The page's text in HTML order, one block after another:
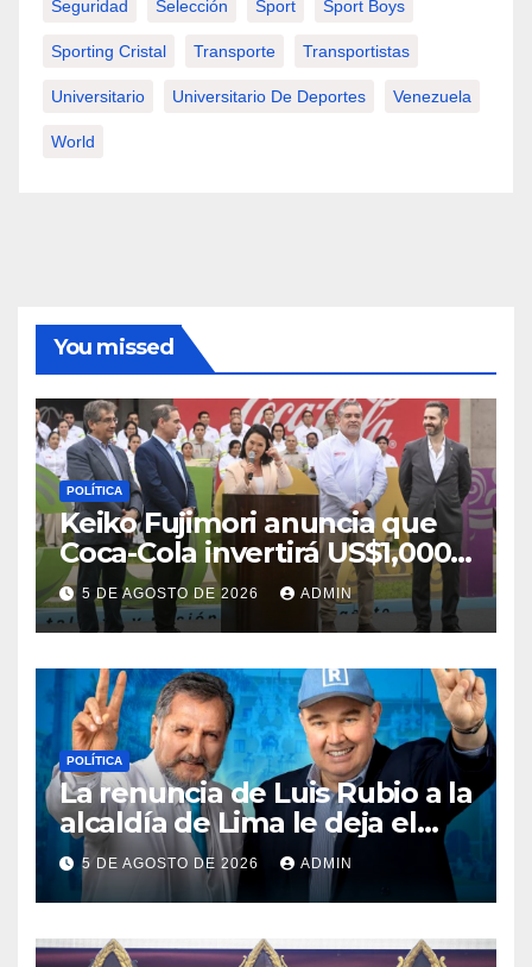
Seguridad Selección Sport Sport Boys
Sporting Cristal Transporte Transportistas
Universitario Universitario De Deportes Venezuela
World
You missed
POLÍTICA
Keiko Fujimori anuncia que
Coca-Cola invertirá US$1,000
millones en 5 años
5 DE AGOSTO DE 2026 ADMIN
POLÍTICA
La renuncia de Luis Rubio a la
alcaldía de Lima le deja el
camino libre a Rafael López
Aliaga
5 DE AGOSTO DE 2026 ADMIN